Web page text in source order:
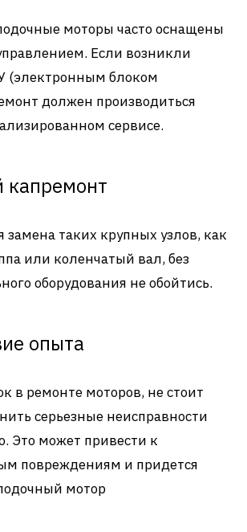
моторы часто оснащены
Если возникли
(электронным блоком
должен производиться
сервисе.
капремонт
замена таких крупных узлов, как
или коленчатый вал, без
оборудования не обойтись.
опыта
в ремонте моторов, не стоит
серьезные неисправности
Это может привести к
повреждениям и придется
мотор